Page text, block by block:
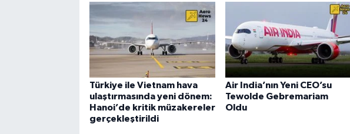
Türkiye ile Vietnam hava
ulaştırmasında yeni dönem:
Hanoi’de kritik müzakereler
gerçekleştirildi
Air India’nın Yeni CEO’su
Tewolde Gebremariam
Oldu